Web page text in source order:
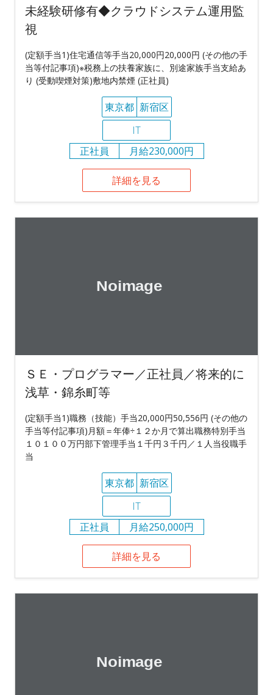
未経験研修有◆クラウドシステム運用監
視
(定額手当1)住宅通信等手当20,000円20,000円 (その他の手
当等付記事項)※税務上の扶養家族に、別途家族手当支給あ
り (受動喫煙対策)敷地内禁煙 (正社員)
東京都 新宿区
IT
正社員
月給230,000円
詳細を見る
ＳＥ・プログラマー／正社員／将来的に
浅草・錦糸町等
(定額手当1)職務（技能）手当20,000円50,556円 (その他の
手当等付記事項)月額＝年俸÷１２か月で算出職務特別手当
１０１００万円部下管理手当１千円３千円／１人当役職手
当
東京都 新宿区
IT
正社員
月給250,000円
詳細を見る